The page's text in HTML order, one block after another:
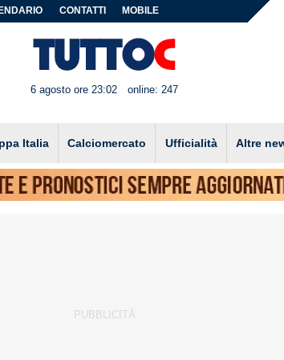
CONTATTI MOBILE
6 agosto ore 23:02 online: 247
Italia Calciomercato Ufficialità Altre